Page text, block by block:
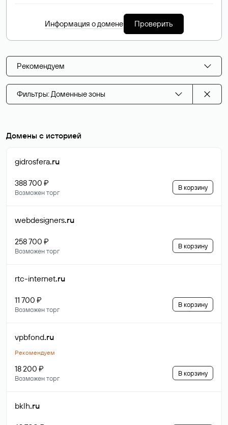
Информация о домене Проверить
Рекомендуем
Фильтры: Доменные зоны
Домены с историей
gidrosfera.ru
388 700 ₽
Возможен торг
В корзину
webdesigners.ru
258 700 ₽
Возможен торг
В корзину
rtc-internet.ru
11 700 ₽
Возможен торг
В корзину
vpbfond.ru
Рекомендуем
18 200 ₽
Возможен торг
В корзину
bklh.ru